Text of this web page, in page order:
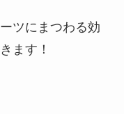
ツにまつわる効
ます！